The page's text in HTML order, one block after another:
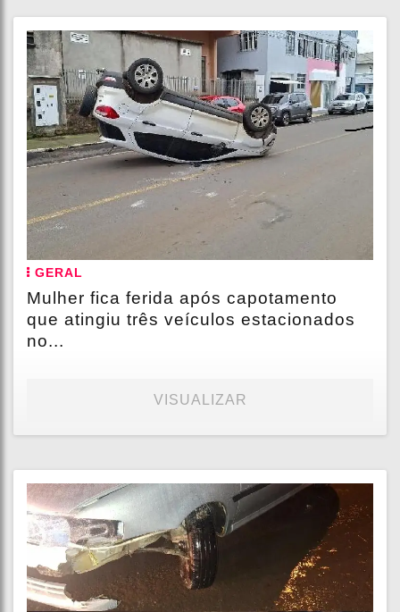
GERAL
Mulher fica ferida após capotamento
que atingiu três veículos estacionados
no...
VISUALIZAR